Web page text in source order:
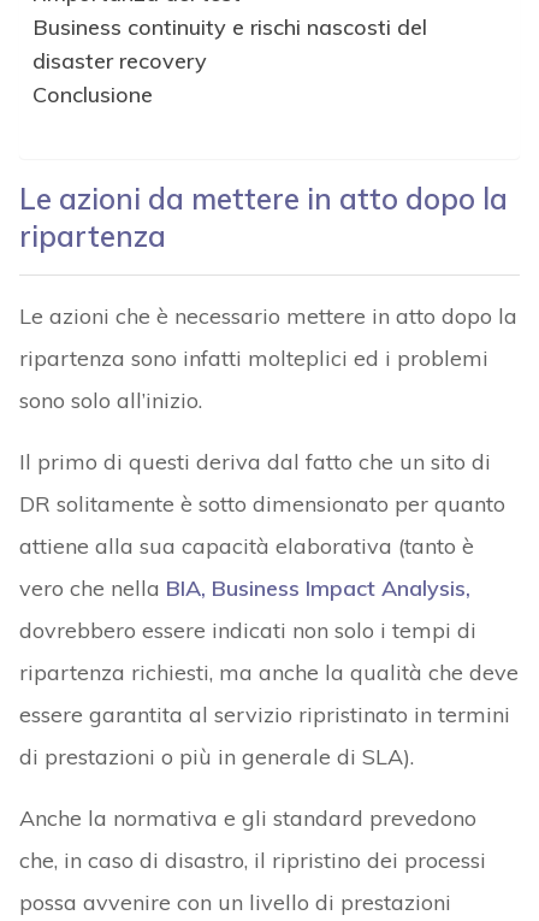
Business continuity e rischi nascosti del
disaster recovery
Conclusione
Le azioni da mettere in atto dopo la
ripartenza
Le azioni che è necessario mettere in atto dopo la
ripartenza sono infatti molteplici ed i problemi
sono solo all’inizio.
Il primo di questi deriva dal fatto che un sito di
DR solitamente è sotto dimensionato per quanto
attiene alla sua capacità elaborativa (tanto è
vero che nella BIA, Business Impact Analysis,
dovrebbero essere indicati non solo i tempi di
ripartenza richiesti, ma anche la qualità che deve
essere garantita al servizio ripristinato in termini
di prestazioni o più in generale di SLA).
Anche la normativa e gli standard prevedono
che, in caso di disastro, il ripristino dei processi
possa avvenire con un livello di prestazioni